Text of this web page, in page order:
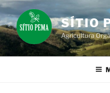
Pular
para
o
conteúdo
SÍTIO
Agricultura